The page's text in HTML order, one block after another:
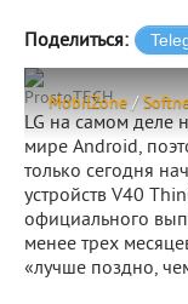
Поделиться:
MobilZone /
ProstoTECH
LG на самом деле
мире Android,
только сегодня
устройств V40
официального
менее трех
«лучше поздно,